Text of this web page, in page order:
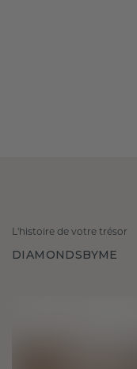
L'histoire de votre trésor
DIAMONDSBYME